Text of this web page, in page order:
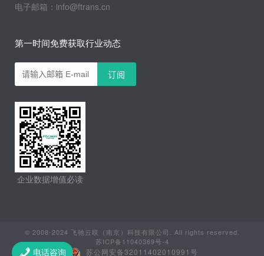
电子邮箱：info@ftrans.cn
第一时间免费获取行业动态
企业数据增值必读
© 2008-2024 飞驰云联（南京）科技有限公司. All rights reserved.
苏ICP备11040369号-4
苏公网安备32011402010991号
电话咨询